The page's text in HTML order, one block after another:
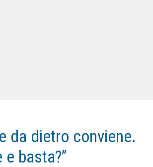
da dietro conviene.
basta?”